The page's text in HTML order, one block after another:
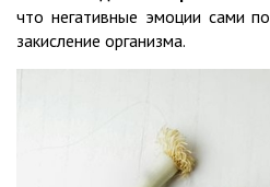
что негативные эмоции сами
закисление организма.